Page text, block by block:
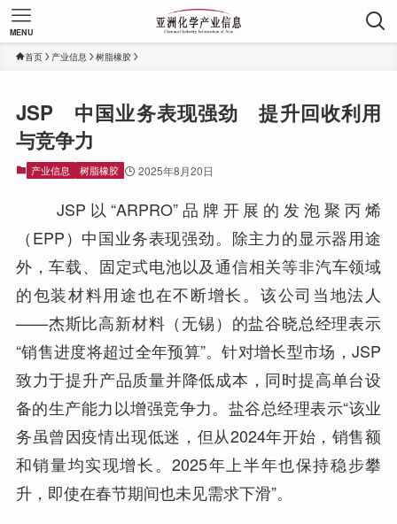
MENU
首页 产业信息 树脂橡胶
JSP 中国业务表现强劲 提升回收利用
与竞争力
产业信息 树脂橡胶 2025年8月20日
JSP以“ARPRO”品牌开展的发泡聚丙烯
（EPP）中国业务表现强劲。除主力的显示器用途
外，车载、固定式电池以及通信相关等非汽车领域
的包装材料用途也在不断增长。该公司当地法人
——杰斯比高新材料（无锡）的盐谷晓总经理表示
“销售进度将超过全年预算”。针对增长型市场，JSP
致力于提升产品质量并降低成本，同时提高单台设
备的生产能力以增强竞争力。盐谷总经理表示“该业
务虽曾因疫情出现低迷，但从2024年开始，销售额
和销量均实现增长。2025年上半年也保持稳步攀
升，即使在春节期间也未见需求下滑”。